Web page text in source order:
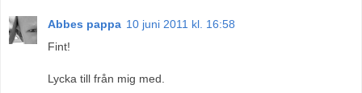
Abbes pappa 10 juni 2011 kl. 16:58
Fint!
Lycka till från mig med.